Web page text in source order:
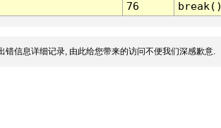
76
break()
错信息详细记录, 由此给您带来的访问不便我们深感歉意.